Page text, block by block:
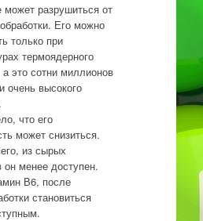
может разрушиться от
Его можно
только при
термоядерного
это сотни миллионов
очень высокого
что его
может снизиться.
из сырых
он менее доступен.
В6, после
становиться